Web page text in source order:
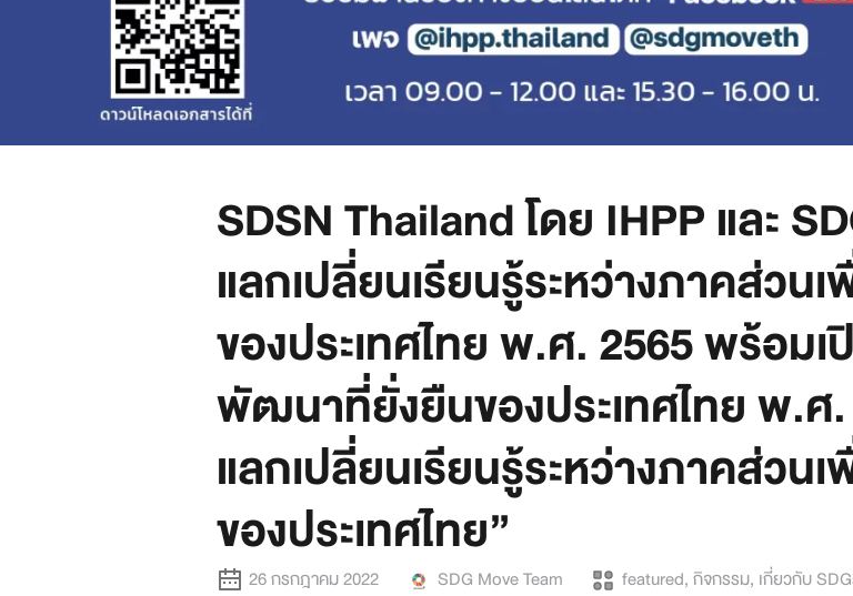
SDSN Thailand โดย IHPP และ
แลกเปลี่ยนเรียนรู้ระหว่างภาคส่ว
ของประเทศไทย พ.ศ. 2565 พร้อม
พัฒนาที่ยั่งยืนของประเทศไทย พ.ศ
แลกเปลี่ยนเรียนรู้ระหว่างภาคส่ว
ของประเทศไทย”
26 กรกฎาคม 2022 SDG Move Team featured,กิจกรรม, เกี่ยวกับ